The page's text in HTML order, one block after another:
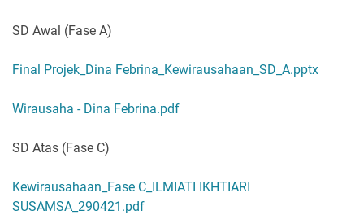
SD Awal (Fase A)
Final Projek_Dina Febrina_Kewirausahaan_SD_A.pptx
Wirausaha - Dina Febrina.pdf
SD Atas (Fase C)
Kewirausahaan_Fase C_ILMIATI IKHTIARI
SUSAMSA_290421.pdf